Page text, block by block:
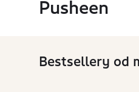
Pusheen
Bestsellery od